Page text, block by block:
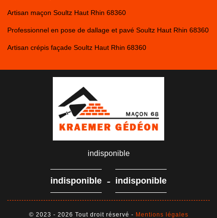
Artisan maçon Soultz Haut Rhin 68360
Professionnel en pose de dallage et pavé Soultz Haut Rhin 68360
Artisan crépis façade Soultz Haut Rhin 68360
indisponible
indisponible - indisponible
© 2023 - 2026 Tout droit réservé - Mentions légales